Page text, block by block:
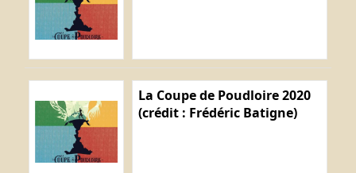
La Coupe de Poudloire 2020
(crédit : Frédéric Batigne)